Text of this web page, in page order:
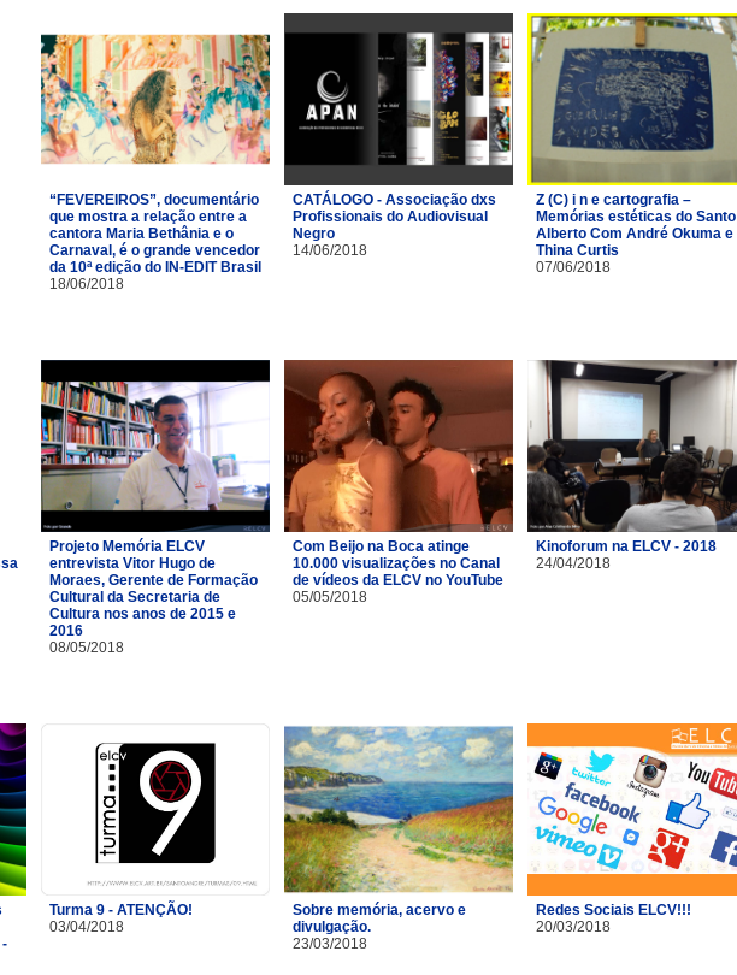
“FEVEREIROS”, documentário
que mostra a relação entre a
cantora Maria Bethânia e o
Carnaval, é o grande vencedor
da 10ª edição do IN-EDIT Brasil
18/06/2018
CATÁLOGO - Associação dxs
Profissionais do Audiovisual
Negro
14/06/2018
Z (C) i n e cartografia –
Memórias estéticas do Santo
Alberto Com André Okuma e
Thina Curtis
07/06/2018
Projeto Memória ELCV
entrevista Vitor Hugo de
Moraes, Gerente de Formação
Cultural da Secretaria de
Cultura nos anos de 2015 e
2016
08/05/2018
Com Beijo na Boca atinge
10.000 visualizações no Canal
de vídeos da ELCV no YouTube
05/05/2018
Kinoforum na ELCV - 2018
24/04/2018
Turma 9 - ATENÇÃO!
03/04/2018
Sobre memória, acervo e
divulgação.
23/03/2018
Redes Sociais ELCV!!!
20/03/2018